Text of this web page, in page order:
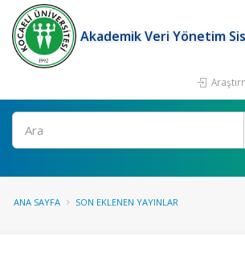
Akademik Veri Yönetim
Ara
ANA SAYFA SON EKLENEN YAYINLAR